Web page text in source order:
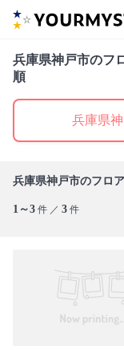
兵庫県神戸市のフ
順
兵庫県
兵庫県神戸市のフロ
1～3 件 ／ 3 件